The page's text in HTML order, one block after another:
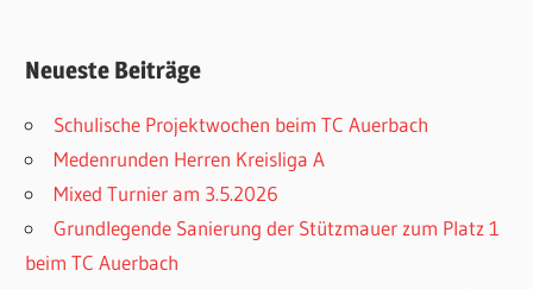
Neueste Beiträge
Schulische Projektwochen beim TC Auerbach
Medenrunden Herren Kreisliga A
Mixed Turnier am 3.5.2026
Grundlegende Sanierung der Stützmauer zum Platz 1
beim TC Auerbach